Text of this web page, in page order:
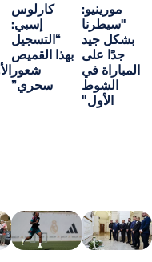
كارلوس
إسبي:
“التسجيل
بهذا القميص
شعور
سحري”
برناردو
سيلفا: “أنا
سعيد جدًا
لظهوري
الأول مع ريال
مدريد”